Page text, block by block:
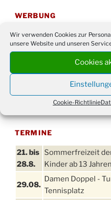
Wir verwenden Cookies zur
unsere Website und unseren
Cookies
Cookie-Richtlinie
WERBUNG
TERMINE
21. bis
28.8.
Sommerfreizeit
Kinder ab 13 Jahren
29.08.
Damen Doppel -
Tennisplatz